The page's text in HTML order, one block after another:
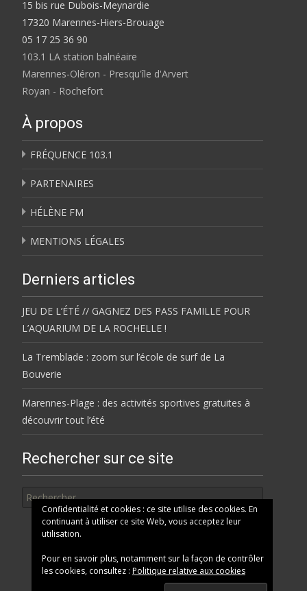
15 bis rue Dubois-Meynardie
17320 Marennes-Hiers-Brouage
05 17 25 36 90
103.1 LA station balnéaire
Marennes-Oléron - Presqu'île d'Arvert
Royan - Rochefort
À propos
FRÉQUENCE 103.1
PARTENAIRES
HÉLÈNE FM
MENTIONS LÉGALES
Derniers articles
JEU DE L’ÉTÉ // GAGNEZ DES PASS FAMILLE POUR
L’AQUARIUM DE LA ROCHELLE !
La Tremblade : zoom sur l’école de surf de La
Bouverie
Marennes-Plage : des activités sportives gratuites à
découvrir tout l’été
Rechercher sur ce site
Confidentialité et cookies : ce site utilise des cookies. En
continuant à utiliser ce site Web, vous acceptez leur
utilisation.
Pour en savoir plus, notamment sur la façon de contrôler
les cookies, consultez : Politique relative aux cookies